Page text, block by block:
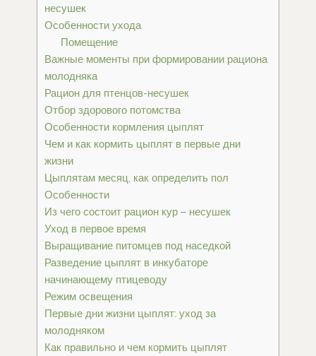
несушек
Особенности ухода
Помещение
Важные моменты при формировании рациона
молодняка
Рацион для птенцов-несушек
Отбор здорового потомства
Особенности кормления цыплят
Чем и как кормить цыплят в первые дни
жизни
Цыплятам месяц, как определить пол
Особенности
Из чего состоит рацион кур – несушек
Уход в первое время
Выращивание питомцев под наседкой
Разведение цыплят в инкубаторе
начинающему птицеводу
Режим освещения
Первые дни жизни цыплят: уход за
молодняком
Как правильно и чем кормить цыплят